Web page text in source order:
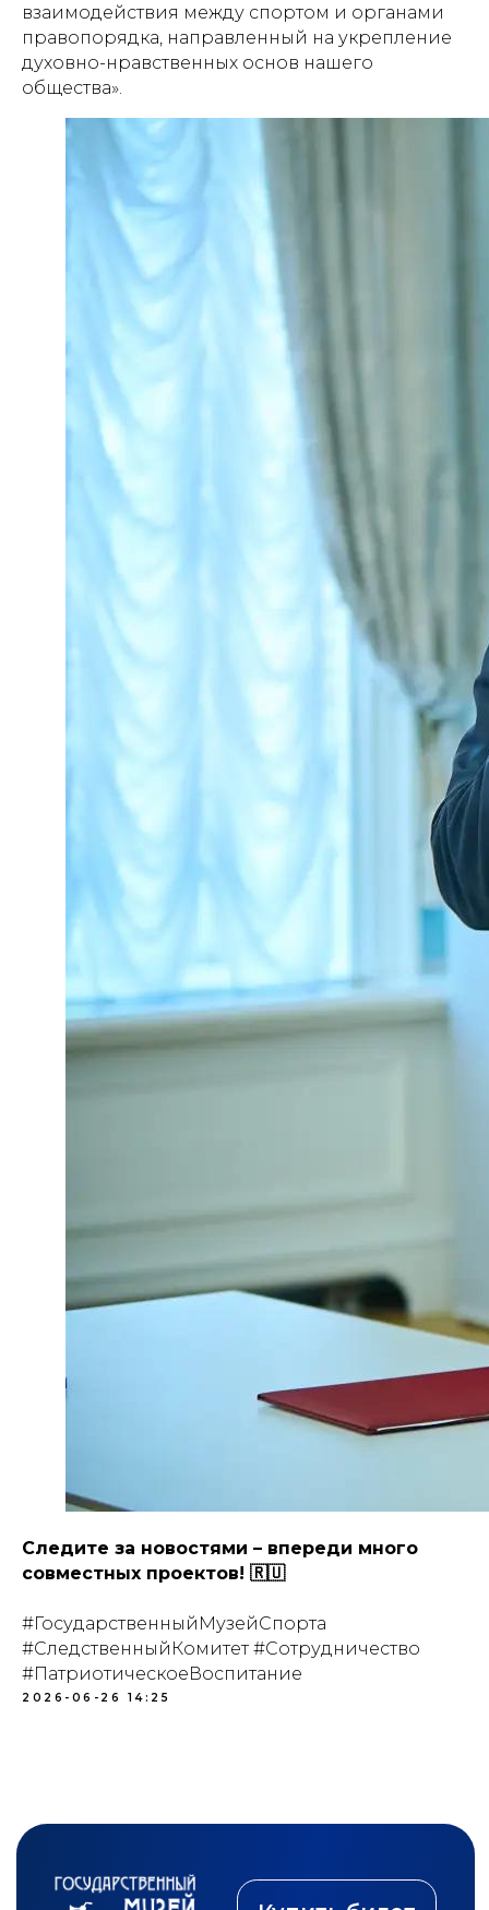
взаимодействия между спортом и органами
правопорядка, направленный на укрепление
духовно-нравственных основ нашего
общества».
Следите за новостями – впереди много
совместных проектов! 🇷🇺
#ГосударственныйМузейСпорта
#СледственныйКомитет #Сотрудничество
#ПатриотическоеВоспитание
2026-06-26 14:25